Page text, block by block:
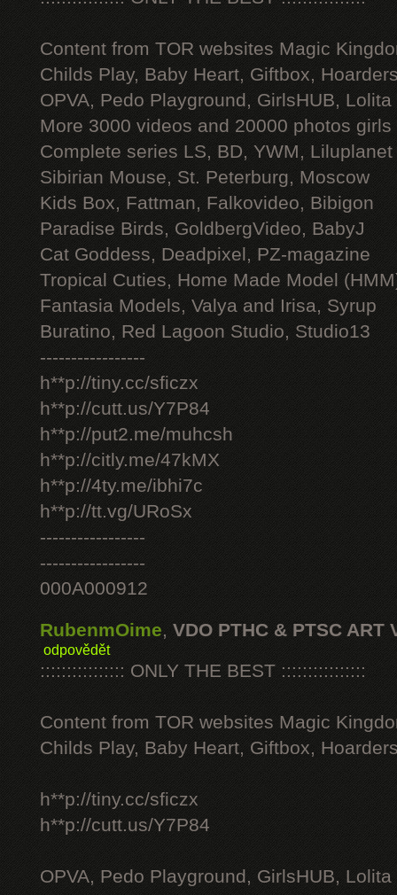
Content from TOR websites Magic
Childs Play, Baby Heart, Giftbox,
OPVA, Pedo Playground, GirlsHUB, Lolita
More 3000 videos and 20000 photos
Complete series LS, BD, YWM, Liluplanet
Sibirian Mouse, St. Peterburg, Moscow
Kids Box, Fattman, Falkovideo, Bibigon
Paradise Birds, GoldbergVideo, BabyJ
Cat Goddess, Deadpixel, PZ-magazine
Tropical Cuties, Home Made Model
Fantasia Models, Valya and Irisa, Syrup
Buratino, Red Lagoon Studio, Studio13
-----------------
h**p://tiny.cc/sficzx
h**p://cutt.us/Y7P84
h**p://put2.me/muhcsh
h**p://citly.me/47kMX
h**p://4ty.me/ibhi7c
h**p://tt.vg/URoSx
-----------------
-----------------
000A000912
RubenmOime, VDO PTHC & PTSC ART
odpovědět
:::::::::::::::: ONLY THE BEST ::::::::::::::::
Content from TOR websites Magic
Childs Play, Baby Heart, Giftbox,
h**p://tiny.cc/sficzx
h**p://cutt.us/Y7P84
OPVA, Pedo Playground, GirlsHUB, Lolita